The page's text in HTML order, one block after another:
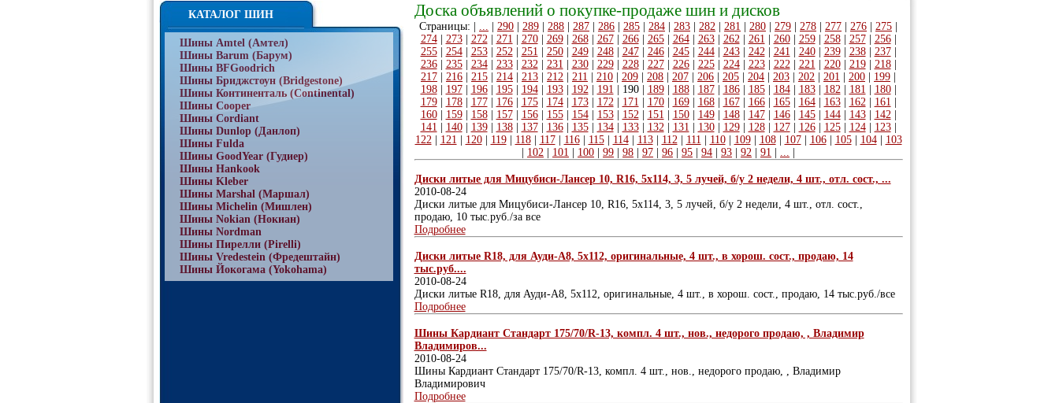
КАТАЛОГ ШИН
Шины Amtel (Амтел)
Шины Barum (Барум)
Шины BFGoodrich
Шины Бриджстоун (Bridgestone)
Шины Континенталь (Continental)
Шины Cooper
Шины Cordiant
Шины Dunlop (Данлоп)
Шины Fulda
Шины GoodYear (Гудиер)
Шины Hankook
Шины Kleber
Шины Marshal (Маршал)
Шины Michelin (Мишлен)
Шины Nokian (Нокиан)
Шины Nordman
Шины Пирелли (Pirelli)
Шины Vredestein (Фредештайн)
Шины Йокогама (Yokohama)
Доска объявлений о покупке-продаже шин и дисков
Страницы: | ... 290 289 288 287 286 285 284 283 282 281 280 279 278 277 276 275
274| 273| 272| 271 270| 269| 268| 267| 266| 265| 264| 263| 262| 261 260| 259| 258| 257| 256|
255| 254| 253| 252| 251 250| 249| 248| 247| 246| 245| 244| 243| 242| 241 240| 239| 238| 237|
236| 235| 234| 233| 232| 231 230| 229| 228| 227| 226| 225| 224| 223| 222| 221 220| 219| 218|
217
216 215 214 213 212 211 210 209 208 207 206 205 204 203 202 201 200 199
198| 197| 196| 195| 194| 193| 192| 191 190| 189| 188| 187| 186| 185| 184| 183| 182| 181 180|
179| 178| 177| 176| 175| 174| 173| 172| 171 170| 169| 168| 167| 166| 165| 164| 163| 162| 161
160| 159| 158| 157| 156| 155| 154| 153| 152| 151 150| 149| 148| 147| 146| 145| 144| 143| 142|
141
140| 139| 138| 137| 136| 135| 134| 133| 132| 131 130| 129| 128| 127| 126| 125| 124| 123|
122| 121 120| 119| 118| 117| 116| 115| 114| 113| 112| 111 110| 109| 108| 107| 106| 105| 104| 103
102 101 100 99 98 97 96 95 94 93 92 91 ...
Диски литые для Мицубиси-Лансер 10, R16, 5х114, 3, 5 лучей, б/у 2 недели, 4 шт., отл. сост., ...
2010-08-24
Диски литые для Мицубиси-Лансер 10, R16, 5х114, 3, 5 лучей, б/у 2 недели, 4 шт., отл. сост.,
продаю, 10 тыс.руб./за все
Подробнее
Диски литые R18, для Ауди-A8, 5х112, оригинальные, 4 шт., в хорош. сост., продаю, 14
тыс.руб....
2010-08-24
Диски литые R18, для Ауди-A8, 5х112, оригинальные, 4 шт., в хорош. сост., продаю, 14 тыс.руб./все
Подробнее
Шины Кардиант Стандарт 175/70/R-13, компл. 4 шт., нов., недорого продаю, , Владимир
Владимиров...
2010-08-24
Шины Кардиант Стандарт 175/70/R-13, компл. 4 шт., нов., недорого продаю, , Владимир
Владимирович
Подробнее